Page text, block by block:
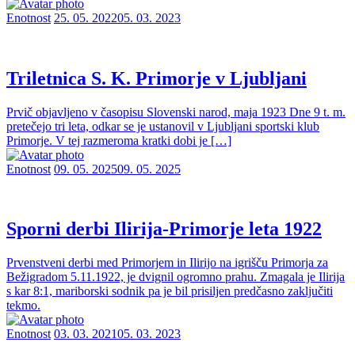
Enotnost 25. 05. 202205. 03. 2023
Triletnica S. K. Primorje v Ljubljani
Prvič objavljeno v časopisu Slovenski narod, maja 1923 Dne 9 t. m.
pretečejo tri leta, odkar se je ustanovil v Ljubljani sportski klub
Primorje. V tej razmeroma kratki dobi je […]
Enotnost 09. 05. 202509. 05. 2025
Sporni derbi Ilirija-Primorje leta 1922
Prvenstveni derbi med Primorjem in Ilirijo na igrišču Primorja za
Bežigradom 5.11.1922, je dvignil ogromno prahu. Zmagala je Ilirija
s kar 8:1, mariborski sodnik pa je bil prisiljen predčasno zaključiti
tekmo.
Enotnost 03. 03. 202105. 03. 2023